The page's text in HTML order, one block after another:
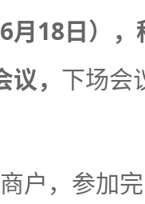
月18日）
， 下场会
户，参加